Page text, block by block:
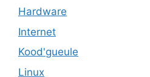
Hardware
Internet
Kood'gueule
Linux